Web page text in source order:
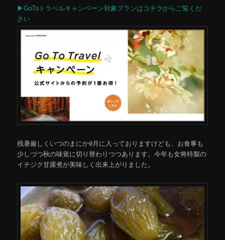
▶GoToトラベルキャンペーン対象プランはコチラからご覧くだ
さい
残暑厳しくいつのまにか9月に入っておりますけども、お食事も
少しづつ秋の味覚に切り替わりつつあります。今年も女将特製の
イチジク甘露煮が美味しく出来上がりました。